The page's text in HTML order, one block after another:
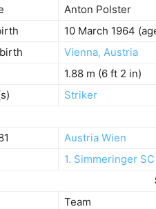
Anton Polster
10 March 1964
Vienna, Austria
1.88 m (6 ft 2 in)
Striker
Austria Wien
1. Simmeringer SC
Team